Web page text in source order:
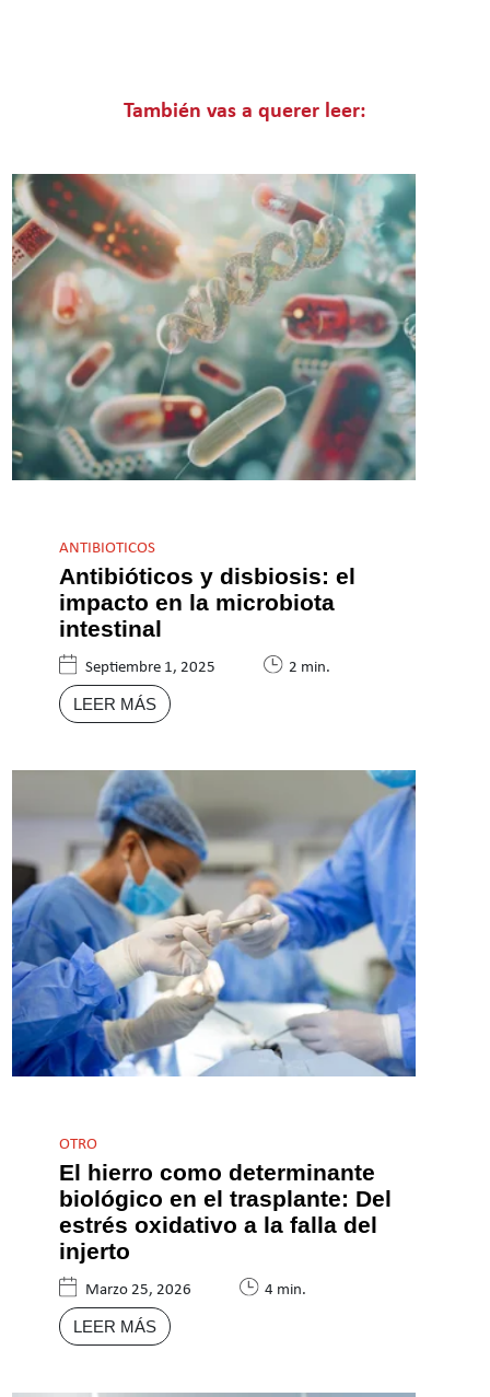
También vas a querer leer:
ANTIBIOTICOS
Antibióticos y disbiosis: el
impacto en la microbiota
intestinal
Septiembre 1, 2025 2 min.
LEER MÁS
OTRO
El hierro como determinante
biológico en el trasplante: Del
estrés oxidativo a la falla del
injerto
Marzo 25, 2026 4 min.
LEER MÁS